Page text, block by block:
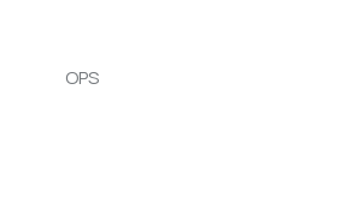
OPS